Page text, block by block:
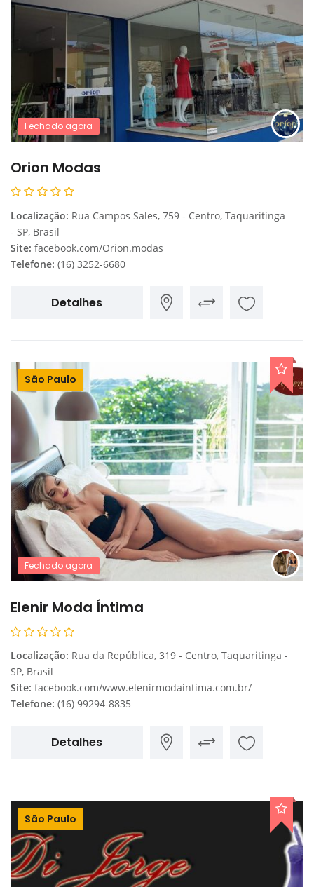
Fechado agora
Orion Modas
Localização: Rua Campos Sales, 759 - Centro, Taquaritinga
- SP, Brasil
Site: facebook.com/Orion.modas
Telefone: (16) 3252-6680
Detalhes
São Paulo
Fechado agora
Elenir Moda Íntima
Localização: Rua da República, 319 - Centro, Taquaritinga -
SP, Brasil
Site: facebook.com/www.elenirmodaintima.com.br/
Telefone: (16) 99294-8835
Detalhes
São Paulo